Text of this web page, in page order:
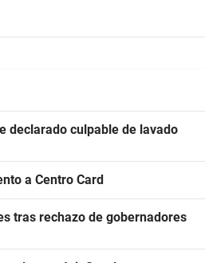
declarado culpable de lavado
a Centro Card
tras rechazo de gobernadores